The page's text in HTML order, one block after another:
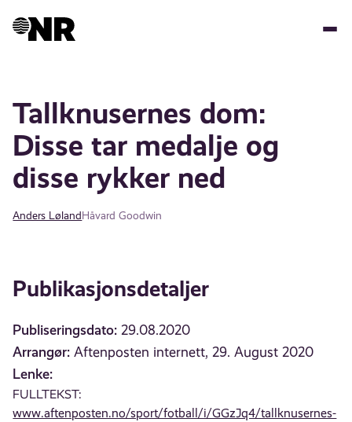
Tallknusernes dom:
Disse tar medalje og
disse rykker ned
Anders LølandHåvard Goodwin
Publikasjonsdetaljer
Publiseringsdato: 29.08.2020
Arrangør: Aftenposten internett, 29. August 2020
Lenke:
FULLTEKST:
www.aftenposten.no/sport/fotball/i/GGzJq4/tallknusernes-